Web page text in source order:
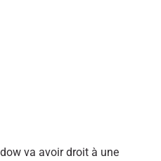
va avoir droit à une